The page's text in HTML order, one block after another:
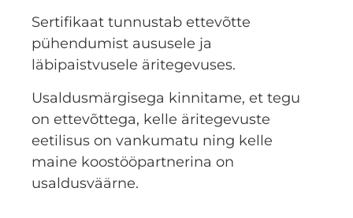
Sertifikaat tunnustab ettevõtte
pühendumist aususele ja
läbipaistvusele äritegevuses.
Usaldusmärgisega kinnitame, et tegu
on ettevõttega, kelle äritegevuste
eetilisus on vankumatu ning kelle
maine koostööpartnerina on
usaldusväärne.